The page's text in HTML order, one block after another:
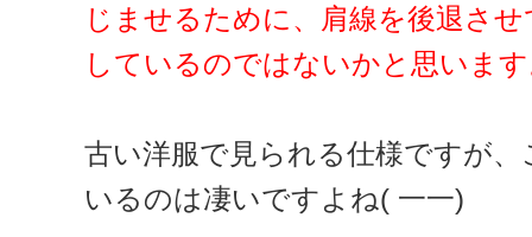
じませるために、肩線を後退さ
しているのではないかと思いま
古い洋服で見られる仕様ですが
いるのは凄いですよね( 一一)